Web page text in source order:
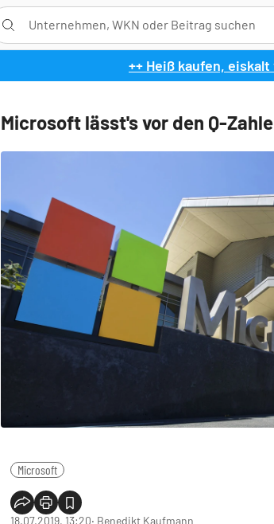
++ Heiß kaufen,
Microsoft lässt's vor den Q-
Microsoft
18.07.2019, 13:20‧ Benedikt Kaufmann